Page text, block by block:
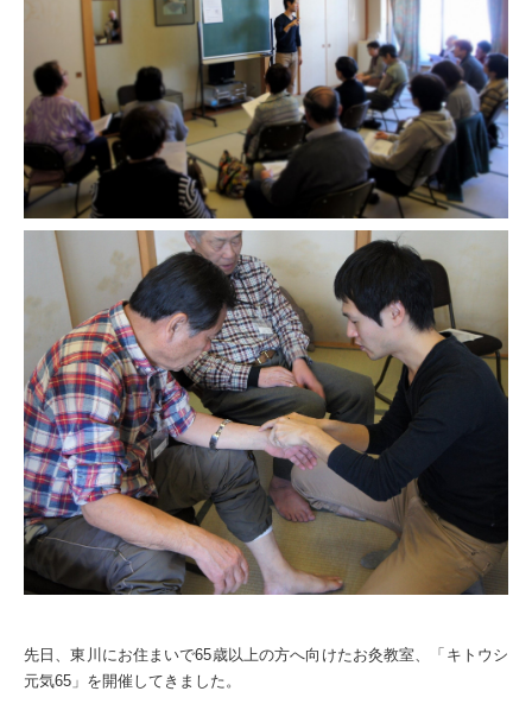
先日、東川にお住まいで65歳以上の方へ向けたお灸教室、「キトウシ
元気65」を開催してきました。